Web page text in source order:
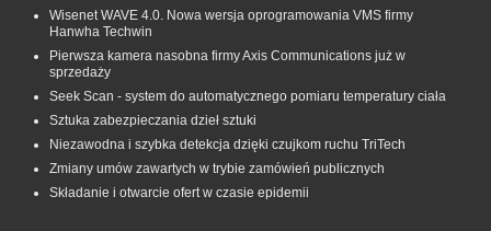
Wisenet WAVE 4.0. Nowa wersja oprogramowania VMS firmy
Hanwha Techwin
Pierwsza kamera nasobna firmy Axis Communications już w
sprzedaży
Seek Scan - system do automatycznego pomiaru temperatury ciała
Sztuka zabezpieczania dzieł sztuki
Niezawodna i szybka detekcja dzięki czujkom ruchu TriTech
Zmiany umów zawartych w trybie zamówień publicznych
Składanie i otwarcie ofert w czasie epidemii